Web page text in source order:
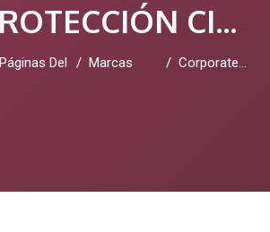
AULA PROTECCIÓN CIVIL SINALOA
Páginas Del SitioMarcas Corporate Performance Management (CPM)